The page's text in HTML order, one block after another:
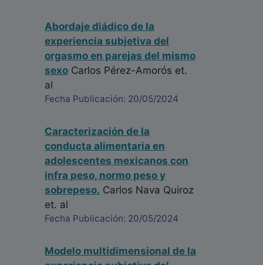
Abordaje diádico de la
experiencia subjetiva del
orgasmo en parejas del mismo
sexo Carlos Pérez-Amorós et.
al
Fecha Publicación: 20/05/2024
Caracterización de la
conducta alimentaria en
adolescentes mexicanos con
infra peso, normo peso y
sobrepeso. Carlos Nava Quiroz
et. al
Fecha Publicación: 20/05/2024
Modelo multidimensional de la